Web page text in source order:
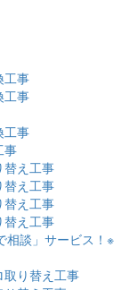
工事
工事
工事
事
替え工事
替え工事
替え工事
替え工事
相談」サービス！※
り替え工事